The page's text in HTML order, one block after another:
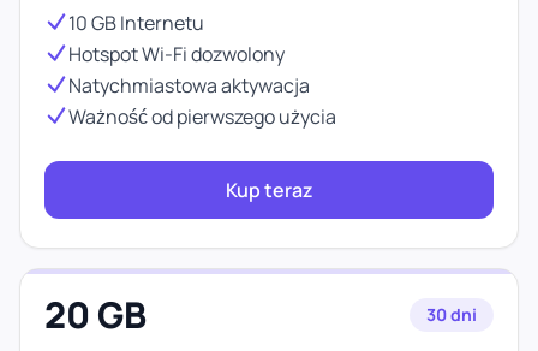
10 GB Internetu
Hotspot Wi-Fi dozwolony
Natychmiastowa aktywacja
Ważność od pierwszego użycia
Kup teraz
20 GB 30 dni